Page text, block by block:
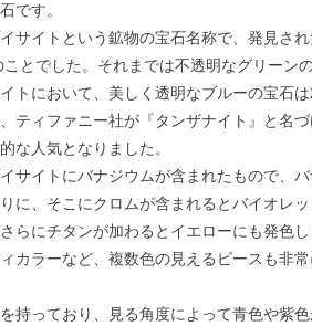
です。
サイトという鉱物の宝石名称で、発見さ
ことでした。それまでは不透明なグリーン
トにおいて、美しく透明なブルーの宝石
ティファニー社が『タンザナイト』と名づ
な人気となりました。
サイトにバナジウムが含まれたもので、
に、そこにクロムが含まれるとバイオレ
らにチタンが加わるとイエローにも発色
カラーなど、複数色の見えるピースも非
持っており、見る角度によって青色や紫